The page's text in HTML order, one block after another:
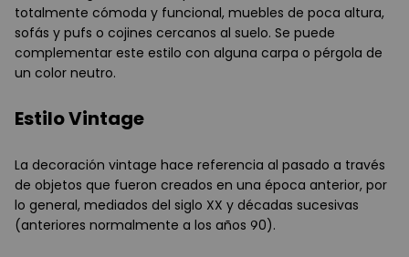
totalmente cómoda y funcional, muebles de poca altura,
sofás y pufs o cojines cercanos al suelo. Se puede
complementar este estilo con alguna carpa o pérgola de
un color neutro.
Estilo Vintage
La decoración vintage hace referencia al pasado a través
de objetos que fueron creados en una época anterior, por
lo general, mediados del siglo XX y décadas sucesivas
(anteriores normalmente a los años 90).